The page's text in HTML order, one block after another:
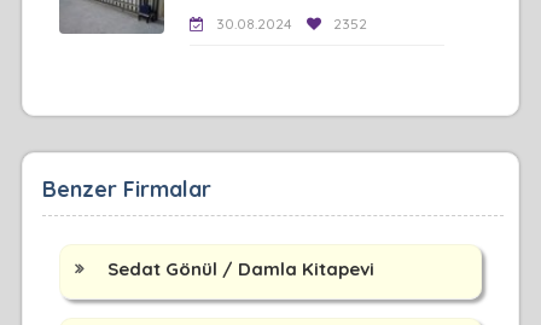
30.08.2024 2352
Benzer Firmalar
Sedat Gönül / Damla Kitapevi